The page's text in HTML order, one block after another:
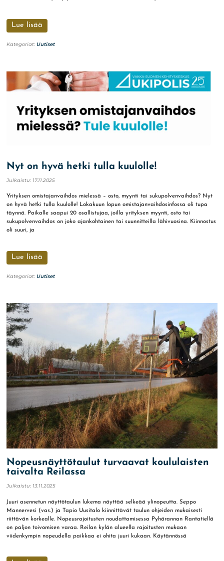
Lue lisää
Kategoriat: Uutiset
Nyt on hyvä hetki tulla kuulolle!
Julkaistu: 17.11.2025
Yrityksen omistajanvaihdos mielessä – osto, myynti tai sukupolvenvaihdos? Nyt
on hyvä hetki tulla kuulolle! Lokakuun lopun omistajanvaihdosinfossa oli tupa
täynnä. Paikalle saapui 20 osallistujaa, joilla yrityksen myynti, osto tai
sukupolvenvaihdos on joko ajankohtainen tai suunnitteilla lähivuosina. Kiinnostus
oli suuri, ja
Lue lisää
Kategoriat: Uutiset
Nopeusnäyttötaulut turvaavat koululaisten
taivalta Reilassa
Julkaistu: 13.11.2025
Juuri asennetun näyttötaulun lukema näyttää selkeää ylinopeutta. Seppo
Mannervesi (vas.) ja Tapio Uusitalo kiinnittävät taulun ohjeiden mukaisesti
riittävän korkealle. Nopeusrajoitusten noudattamisessa Pyhärannan Rantatiellä
on paljon toivomisen varaa. Reilan kylän alueella rajoitusten mukaan
viidenkympin nopeudella paikkaa ei ohita juuri kukaan. Käytännössä